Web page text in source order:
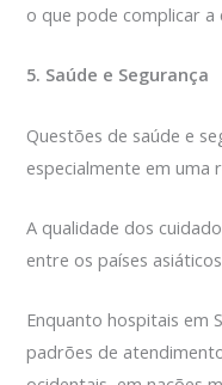
o que pode complicar
5. Saúde e Segurança
Questões de saúde e
especialmente em uma
A qualidade dos
entre os países
Enquanto hospitais em
padrões de